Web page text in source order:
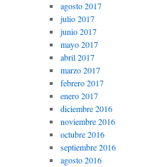
agosto 2017
julio 2017
junio 2017
mayo 2017
abril 2017
marzo 2017
febrero 2017
enero 2017
diciembre 2016
noviembre 2016
octubre 2016
septiembre 2016
agosto 2016